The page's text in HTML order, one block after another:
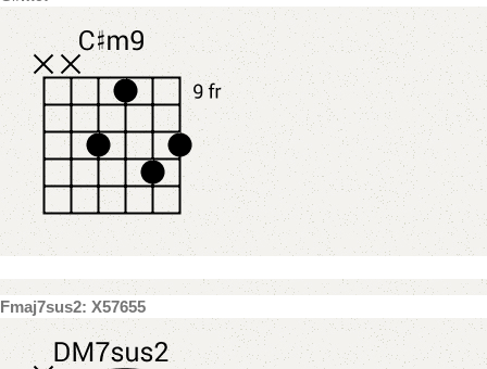
Fmaj7sus2: X57655